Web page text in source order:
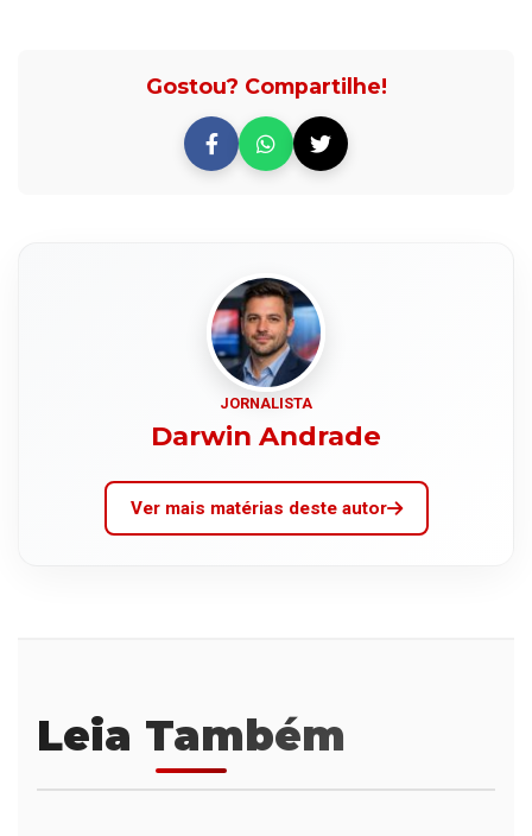
Gostou? Compartilhe!
JORNALISTA
Darwin Andrade
Ver mais matérias deste autor
Leia Também